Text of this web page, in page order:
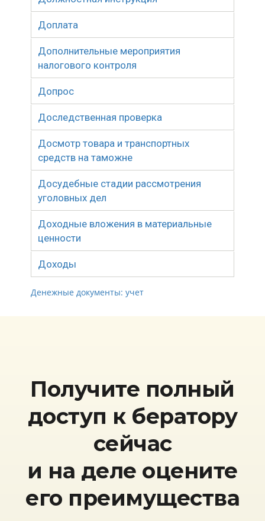
Доплата
Дополнительные мероприятия
налогового контроля
Допрос
Доследственная проверка
Досмотр товара и транспортных
средств на таможне
Досудебные стадии рассмотрения
уголовных дел
Доходные вложения в материальные
ценности
Доходы
Денежные документы: учет
Получите полный
доступ к бератору
сейчас
и на деле оцените
его преимущества